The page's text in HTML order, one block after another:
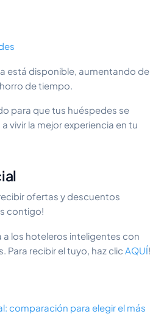
está disponible, aumentando de
de tiempo.
para que tus huéspedes se
vivir la mejor experiencia en tu
ofertas y descuentos
contigo!
a los hoteleros inteligentes con
Para recibir el tuyo, haz clic AQUÍ!
comparación para elegir el más